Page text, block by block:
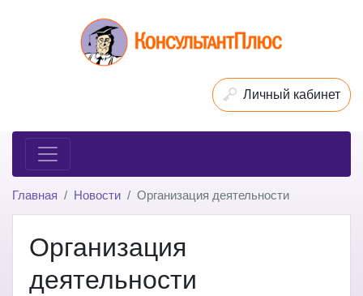
Личный кабинет
Главная Новости Организация деятельности
Организация
деятельности